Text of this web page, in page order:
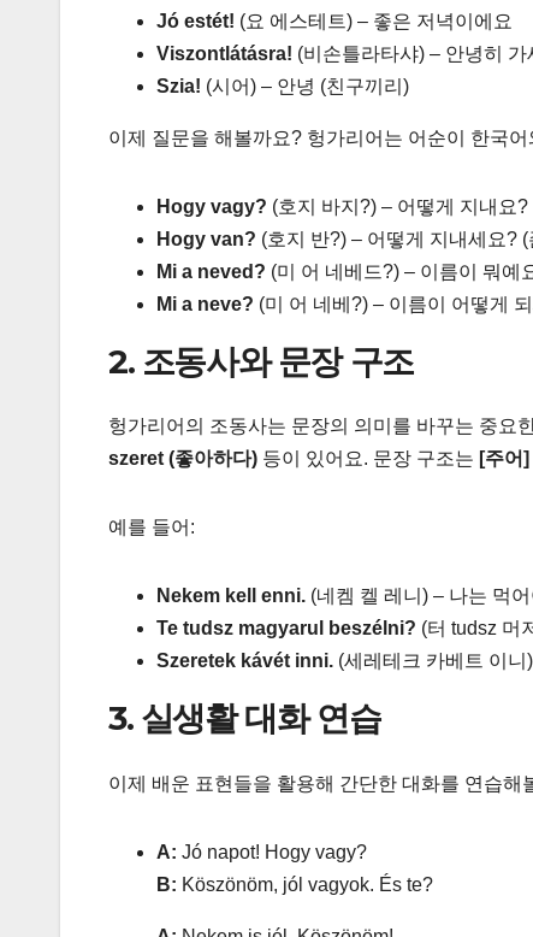
Jó estét! (요 에스테트) – 좋은 저녁이에요
Viszontlátásra! (비손틀라타샤) – 안녕히
Szia! (시어) – 안녕 (친구끼리)
이제 질문을 해볼까요? 헝가리어는 어순이 한국
Hogy vagy? (호지 바지?) – 어떻게 지내요
Hogy van? (호지 반?) – 어떻게 지내세요?
Mi a neved? (미 어 네베드?) – 이름이 뭐예
Mi a neve? (미 어 네베?) – 이름이 어떻게
2. 조동사와 문장 구조
헝가리어의 조동사는 문장의 의미를 바꾸는 중요
szeret (좋아하다) 등이 있어요. 문장 구조는 [주어
예를 들어:
Nekem kell enni. (네켐 켈 레니) – 나는 먹
Te tudsz magyarul beszélni? (터 tudsz 머
Szeretek kávét inni. (세레테크 카베트 이
3. 실생활 대화 연습
이제 배운 표현들을 활용해 간단한 대화를 연습해
A: Jó napot! Hogy vagy?
B: Köszönöm, jól vagyok. És te?